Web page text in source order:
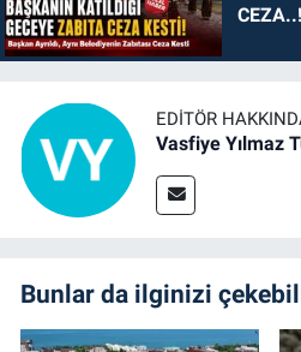
CEZA..!
EDITÖR
Vasfiye Yılmaz
Bunlar da ilginizi